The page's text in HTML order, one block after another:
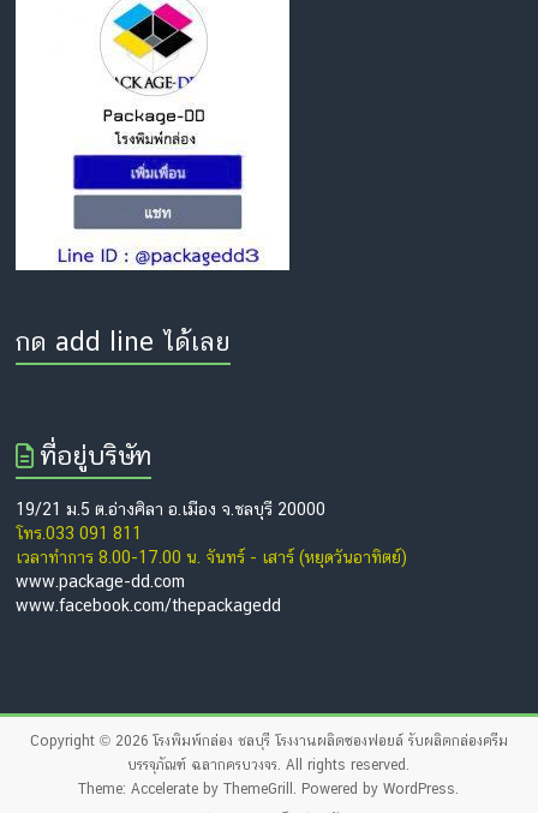
กด add line ได้เลย
ที่อยู่บริษัท
19/21 ม.5 ต.อ่างศิลา อ.เมือง จ.ชลบุรี 20000
โทร.033 091 811
เวลาทำการ 8.00-17.00 น. จันทร์ - เสาร์ (หยุดวันอาทิตย์)
www.package-dd.com
www.facebook.com/thepackagedd
Copyright © 2026 โรงพิมพ์กล่อง ชลบุรี โรงงานผลิตซองฟอยล์ รับผลิตกล่องครีม
บรรจุภัณฑ์ ฉลากครบวงจร . All rights reserved.
Theme:Accelerate by ThemeGrill. Powered byWordPress